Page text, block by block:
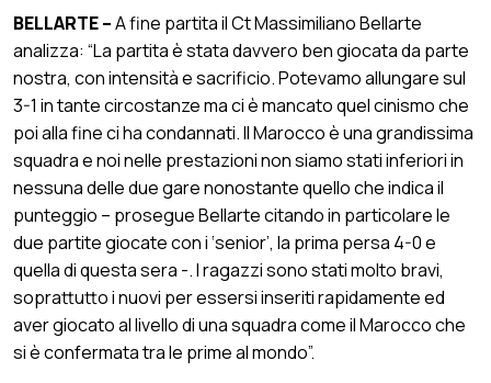
BELLARTE –A fine partita il Ct Massimiliano Bellarte
analizza: “La partita è stata davvero ben giocata da parte
nostra, con intensità e sacrificio. Potevamo allungare sul
3-1 in tante circostanze ma ci è mancato quel cinismo che
poi alla fine ci ha condannati. Il Marocco è una grandissima
squadra e noi nelle prestazioni non siamo stati inferiori in
nessuna delle due gare nonostante quello che indica il
punteggio – prosegue Bellarte citando in particolare le
due partite giocate con i ‘senior’, la prima persa 4-0 e
quella di questa sera -. I ragazzi sono stati molto bravi,
soprattutto i nuovi per essersi inseriti rapidamente ed
aver giocato al livello di una squadra come il Marocco che
si è confermata tra le prime al mondo”.